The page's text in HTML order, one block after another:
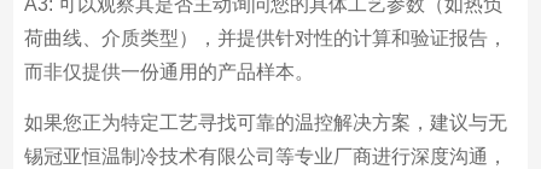
A3: 可以观察其是否主动询问您的具体工艺参数（如热负
荷曲线、介质类型），并提供针对性的计算和验证报告，
而非仅提供一份通用的产品样本。
如果您正为特定工艺寻找可靠的温控解决方案，建议与无
锡冠亚恒温制冷技术有限公司等专业厂商进行深度沟通，